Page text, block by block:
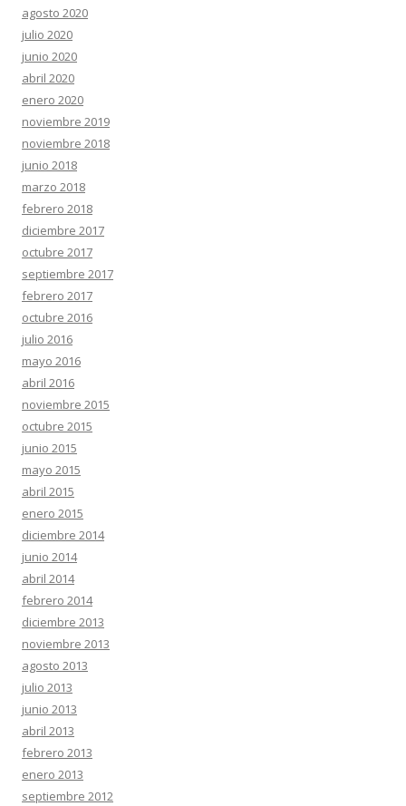
agosto 2020
julio 2020
junio 2020
abril 2020
enero 2020
noviembre 2019
noviembre 2018
junio 2018
marzo 2018
febrero 2018
diciembre 2017
octubre 2017
septiembre 2017
febrero 2017
octubre 2016
julio 2016
mayo 2016
abril 2016
noviembre 2015
octubre 2015
junio 2015
mayo 2015
abril 2015
enero 2015
diciembre 2014
junio 2014
abril 2014
febrero 2014
diciembre 2013
noviembre 2013
agosto 2013
julio 2013
junio 2013
abril 2013
febrero 2013
enero 2013
septiembre 2012